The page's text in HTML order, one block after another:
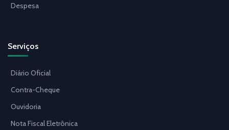
Despesa
Serviços
Diário Oficial
Contra-Cheque
Ouvidoria
Nota Fiscal Eletrônica